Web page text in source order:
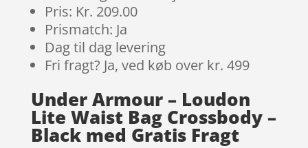
Pris: Kr. 209.00
Prismatch: Ja
Dag til dag levering
Fri fragt? Ja, ved køb over kr. 499
Under Armour – Loudon
Lite Waist Bag Crossbody –
Black med Gratis Fragt